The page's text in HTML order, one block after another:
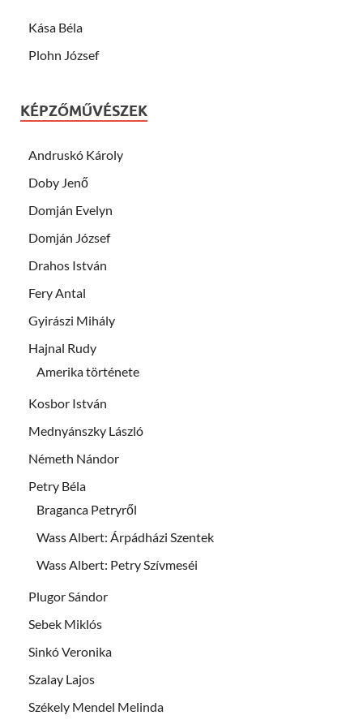
Kása Béla
Plohn József
KÉPZŐMŰVÉSZEK
Andruskó Károly
Doby Jenő
Domján Evelyn
Domján József
Drahos István
Fery Antal
Gyirászi Mihály
Hajnal Rudy
Amerika története
Kosbor István
Mednyánszky László
Németh Nándor
Petry Béla
Braganca Petryről
Wass Albert: Árpádházi Szentek
Wass Albert: Petry Szívmeséi
Plugor Sándor
Sebek Miklós
Sinkó Veronika
Szalay Lajos
Székely Mendel Melinda